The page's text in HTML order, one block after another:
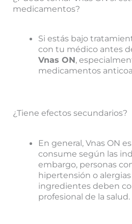
medicamentos?
Si estás bajo
con tu médico antes
Vnas ON,
medicamentos
¿Tiene efectos secundarios?
En general, Vnas ON
consume según las
embargo, personas
hipertensión o
ingredientes deben
profesional de la salud.